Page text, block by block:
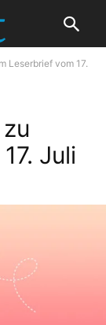
Leserbrief vom 17.
Juli